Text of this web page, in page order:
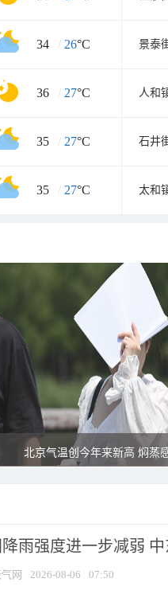
34 / 26°C 景泰
36 / 27°C 人和
35 / 27°C 石井
35 / 27°C 太和
北京气温创今年来新高 焖蒸
雨强度进一步减弱
网 2026-08-06 07:50